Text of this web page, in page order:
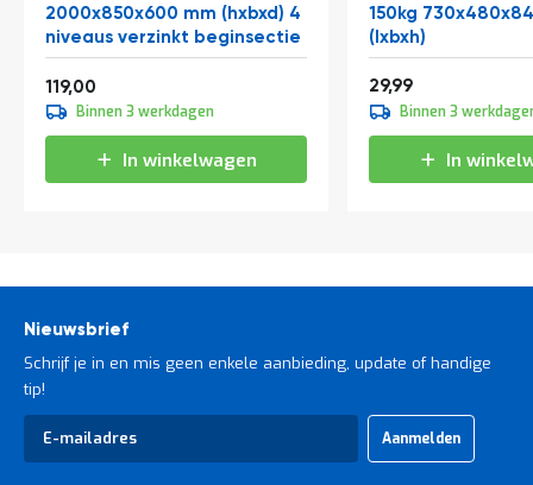
2000x850x600 mm (hxbxd) 4
niveaus verzinkt beginsectie
Vanaf
119,00
Binnen 3 werkdagen
In winkelwagen
150kg
(lxbxh)
29,99
Binnen 3
In
Nieuwsbrief
Schrijf je in en mis geen enkele aanbieding, update of handige
tip!
Abonneer
op
Aanmelden